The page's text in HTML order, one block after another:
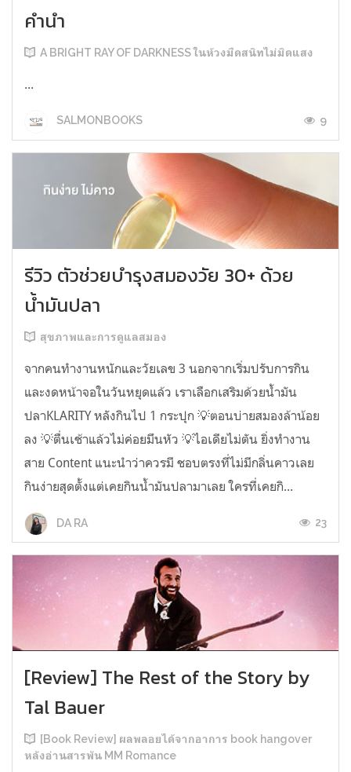
คำนำ
A BRIGHT RAY OF DARKNESS ในห้วงมืดสนิทไม่มิดแสง
...
SALMONBOOKS 9
รีวิว ตัวช่วยบำรุงสมองวัย 30+ ด้วย
น้ำมันปลา
สุขภาพและการดูแลสมอง
จากคนทำงานหนักและวัยเลข 3 นอกจากเริ่มปรับการกิน
และงดหน้าจอในวันหยุดแล้ว เราเลือกเสริมด้วยน้ำมัน
ปลาKLARITY หลังกินไป 1 กระปุก 💡ตอนบ่ายสมองล้าน้อย
ลง 💡ตื่นเช้าแล้วไม่ค่อยมึนหัว 💡ไอเดียไม่ตัน ยิ่งทำงาน
สาย Content แนะนำว่าควรมี ชอบตรงที่ไม่มีกลิ่นคาวเลย
กินง่ายสุดตั้งแต่เคยกินน้ำมันปลามาเลย ใครที่เคยกิ...
DA RA 23
[Review] The Rest of the Story by
Tal Bauer
[Book Review] ผลพลอยได้จากอาการ book hangover
หลังอ่านสารพัน MM Romance